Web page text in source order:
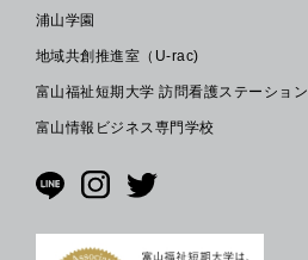
浦山学園
地域共創推進室（U-rac)
富山福祉短期大学 訪問看護ステーション
富山情報ビジネス専門学校